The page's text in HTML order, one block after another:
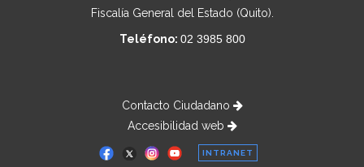
Fiscalía General del Estado (Quito).
Teléfono: 02 3985 800
Contacto Ciudadano
Accesibilidad web
INTRANET